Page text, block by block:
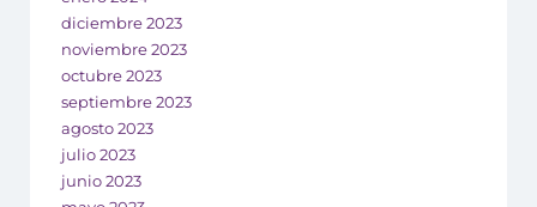
diciembre 2023
noviembre 2023
octubre 2023
septiembre 2023
agosto 2023
julio 2023
junio 2023